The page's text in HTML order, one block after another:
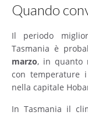
Quando
Il periodo
Tasmania è
marzo, in quanto
con temperature
nella capitale
In Tasmania il